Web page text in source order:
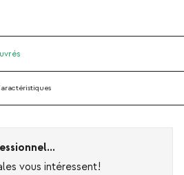
vous intéressent!